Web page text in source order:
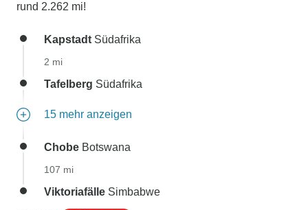
rund 2.262 mi!
Kapstadt Südafrika
2 mi
Tafelberg Südafrika
15 mehr anzeigen
Chobe Botswana
107 mi
Viktoriafälle Simbabwe